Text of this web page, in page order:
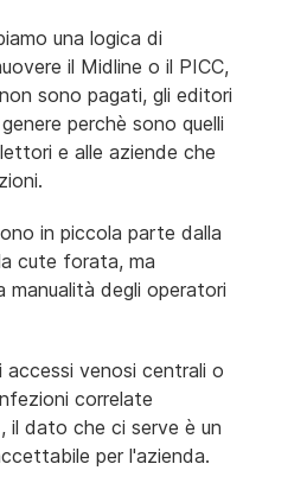
una logica di
il Midline o il PICC,
sono pagati, gli editori
perchè sono quelli
e alle aziende che
in piccola parte dalla
cute forata, ma
manualità degli operatori
accessi venosi centrali o
correlate
il dato che ci serve è un
per l'azienda.